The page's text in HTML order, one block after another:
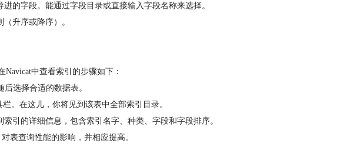
的字段。能通过字段目录或直接输入字段名称来选择。
升序或降序）。
中查看索引的步骤如下：
选择合适的数据表。
。在这儿，你将见到该表中全部索引目录。
引的详细信息，包含索引名字、种类、字段和字段排序。
表查询性能的影响，并相应提高。